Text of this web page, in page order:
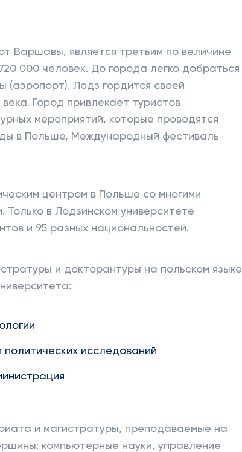
Варшавы, является третьим по величине
000 человек. До города легко добраться
(аэропорт). Лодз гордится своей
Город привлекает туристов
мероприятий, которые проводятся
в Польше, Международный фестиваль
центром в Польше со многими
в Лодзинском университете
и 95 разных национальностей.
и докторантуры на польском языке
исследований
и магистратуры, преподаваемые на
компьютерные науки, управление